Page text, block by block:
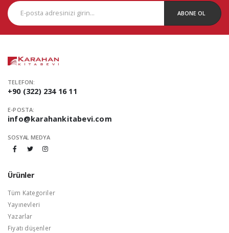
ABONE OL
TELEFON:
+90 (322) 234 16 11
E-POSTA:
info@karahankitabevi.com
SOSYAL MEDYA
Ürünler
Tüm Kategoriler
Yayınevleri
Yazarlar
Fiyatı düşenler